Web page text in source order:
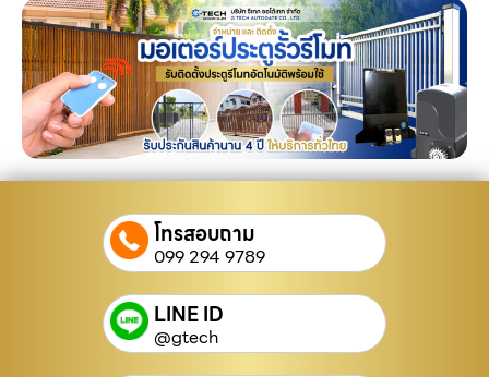
โทรสอบถาม
099 294 9789
LINE ID
@gtech